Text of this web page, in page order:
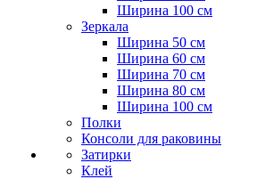
Ширина 100 см
Зеркала
Ширина 50 см
Ширина 60 см
Ширина 70 см
Ширина 80 см
Ширина 100 см
Полки
Консоли для раковины
Затирки
Клей